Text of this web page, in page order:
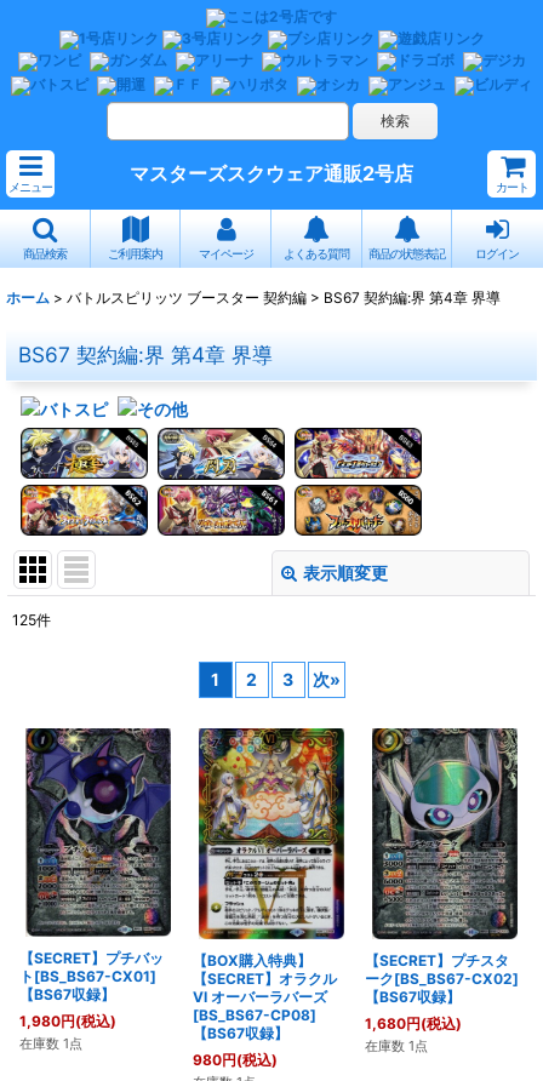
メニュー
マスターズスクウェア通販2号店
カート
商品検索 ご利用案内 マイページ よくある質問 商品の状態表記 ログイン
ホーム > バトルスピリッツ ブースター 契約編 > BS67 契約編:界 第4章 界導
BS67 契約編:界 第4章 界導
表示順変更
並び順:
絞り込む
125件
1 2 3 次»
【SECRET】プチバッ
ト[BS_BS67-CX01]
【BS67収録】
1,980円(税込)
在庫数 1点
【BOX購入特典】
【SECRET】オラクル
VI オーバーラバーズ
[BS_BS67-CP08]
【BS67収録】
980円(税込)
【SECRET】プチスタ
ーク[BS_BS67-CX02]
【BS67収録】
1,680円(税込)
在庫数 1点